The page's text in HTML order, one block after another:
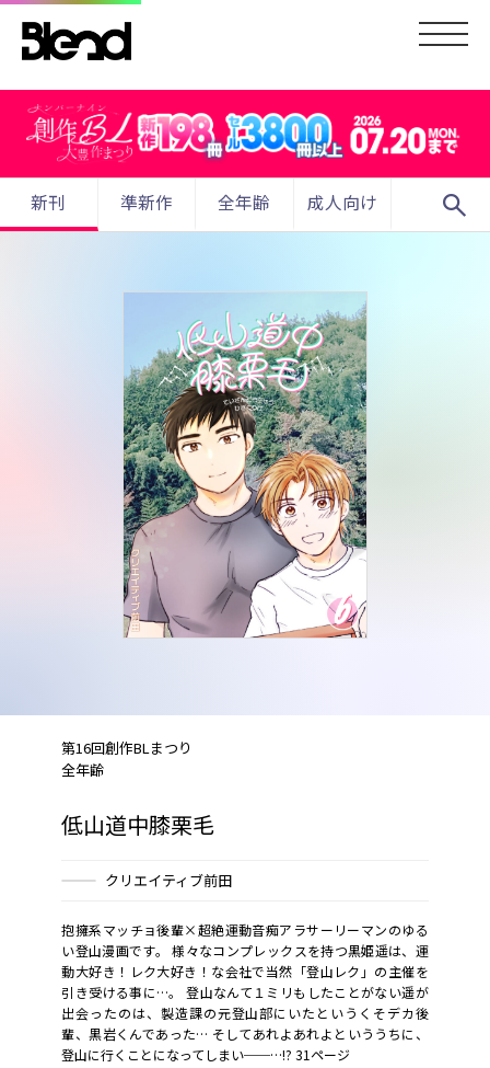
新刊 準新作 全年齢 成人向け search
第16回創作BLまつり
全年齢
低山道中膝栗毛
クリエイティブ前田
抱擁系マッチョ後輩×超絶運動音痴アラサーリーマンのゆる
い登山漫画です。 様々なコンプレックスを持つ黒姫遥は、運
動大好き！レク大好き！な会社で当然「登山レク」の主催を
引き受ける事に…。 登山なんて１ミリもしたことがない遥が
出会ったのは、製造課の元登山部にいたというくそデカ後
輩、黒岩くんであった… そしてあれよあれよといううちに、
登山に行くことになってしまい──…!? 31ページ